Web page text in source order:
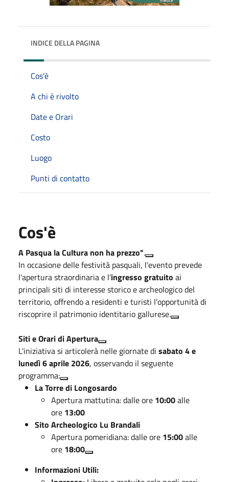
INDICE DELLA PAGINA
Cos'è
A chi è rivolto
Date e Orari
Costo
Luogo
Punti di contatto
Cos'è
A Pasqua la Cultura non ha prezzo".
In occasione delle festività pasquali, l'evento prevede
l'apertura straordinaria e l'ingresso gratuito ai
principali siti di interesse storico e archeologico del
territorio, offrendo a residenti e turisti l’opportunità di
riscoprire il patrimonio identitario gallurese.
Siti e Orari di Apertura
L'iniziativa si articolerà nelle giornate di sabato 4 e
lunedì 6 aprile 2026, osservando il seguente
programma:
La Torre di Longosardo
Apertura mattutina: dalle ore 10:00alle
ore 13:00
Sito Archeologico Lu Brandali
Apertura pomeridiana: dalle ore 15:00alle
ore 18:00
Informazioni Utili: